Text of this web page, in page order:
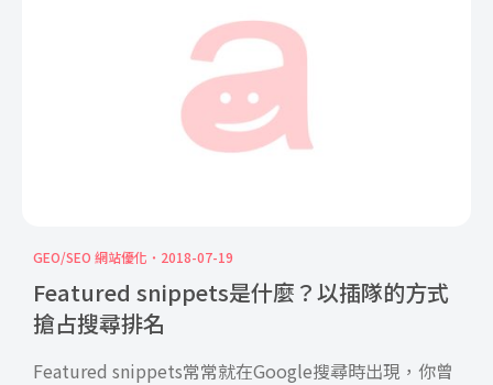
GEO/SEO 網站優化 2018-07-19
Featured snippets是什麼？以插隊的方式
搶占搜尋排名
Featured snippets常常就在Google搜尋時出現，你曾